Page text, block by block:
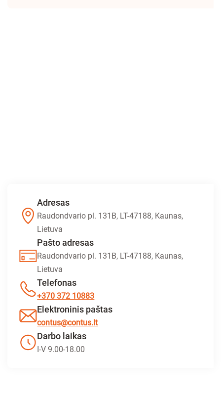
Adresas
Raudondvario pl. 131B, LT-47188, Kaunas,
Lietuva
Pašto adresas
Raudondvario pl. 131B, LT-47188, Kaunas,
Lietuva
Telefonas
+370 372 10883
Elektroninis paštas
contus@contus.lt
Darbo laikas
I-V 9.00-18.00